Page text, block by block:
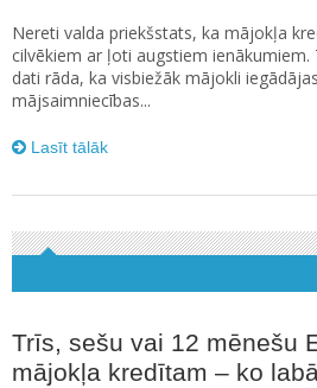
Nereti valda priekšstats, ka mājokļa
cilvēkiem ar ļoti augstiem ienākumiem.
dati rāda, ka visbiežāk mājokli
mājsaimniecības...
Lasīt tālāk
Trīs, sešu vai 12 mēnešu
mājokļa kredītam – ko